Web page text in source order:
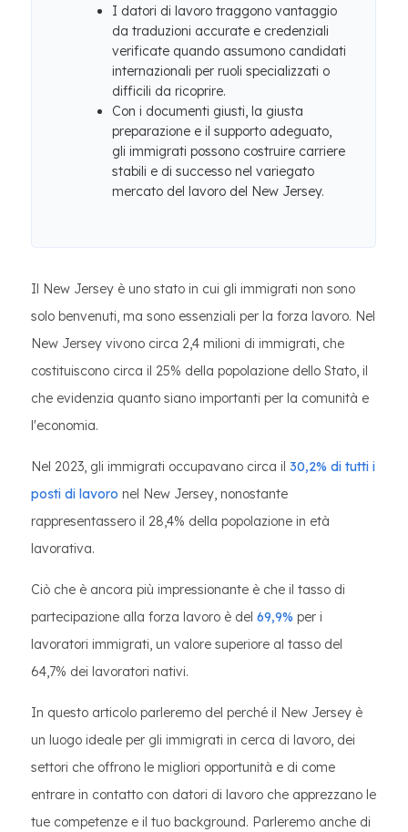
I datori di lavoro traggono vantaggio
da traduzioni accurate e credenziali
verificate quando assumono candidati
internazionali per ruoli specializzati o
difficili da ricoprire.
Con i documenti giusti, la giusta
preparazione e il supporto adeguato,
gli immigrati possono costruire carriere
stabili e di successo nel variegato
mercato del lavoro del New Jersey.
Il New Jersey è uno stato in cui gli immigrati non sono
solo benvenuti, ma sono essenziali per la forza lavoro. Nel
New Jersey vivono circa 2,4 milioni di immigrati, che
costituiscono circa il 25% della popolazione dello Stato, il
che evidenzia quanto siano importanti per la comunità e
l'economia.
Nel 2023, gli immigrati occupavano circa il 30,2% di tutti i
posti di lavoro nel New Jersey, nonostante
rappresentassero il 28,4% della popolazione in età
lavorativa.
Ciò che è ancora più impressionante è che il tasso di
partecipazione alla forza lavoro è del 69,9% per i
lavoratori immigrati, un valore superiore al tasso del
64,7% dei lavoratori nativi.
In questo articolo parleremo del perché il New Jersey è
un luogo ideale per gli immigrati in cerca di lavoro, dei
settori che offrono le migliori opportunità e di come
entrare in contatto con datori di lavoro che apprezzano le
tue competenze e il tuo background. Parleremo anche di